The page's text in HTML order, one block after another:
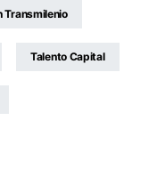
Transmilenio
Talento Capital